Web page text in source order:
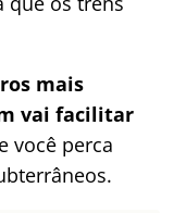
mais
vai facilitar
você perca